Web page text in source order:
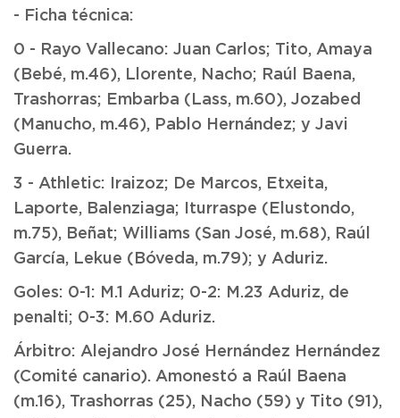
- Ficha técnica:
0 - Rayo Vallecano: Juan Carlos; Tito, Amaya
(Bebé, m.46), Llorente, Nacho; Raúl Baena,
Trashorras; Embarba (Lass, m.60), Jozabed
(Manucho, m.46), Pablo Hernández; y Javi
Guerra.
3 - Athletic: Iraizoz; De Marcos, Etxeita,
Laporte, Balenziaga; Iturraspe (Elustondo,
m.75), Beñat; Williams (San José, m.68), Raúl
García, Lekue (Bóveda, m.79); y Aduriz.
Goles: 0-1: M.1 Aduriz; 0-2: M.23 Aduriz, de
penalti; 0-3: M.60 Aduriz.
Árbitro: Alejandro José Hernández Hernández
(Comité canario). Amonestó a Raúl Baena
(m.16), Trashorras (25), Nacho (59) y Tito (91),